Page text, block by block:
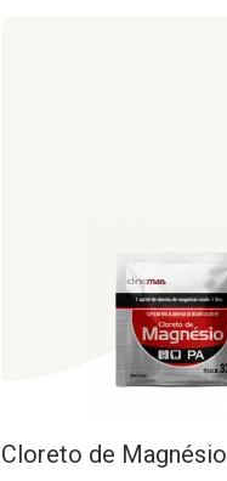
Cloreto de Magnésio